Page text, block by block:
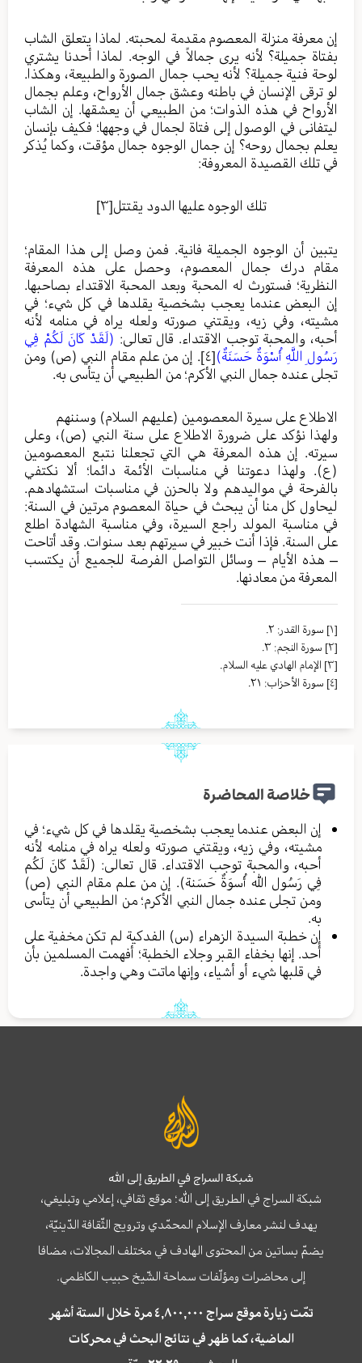
إن معرفة منزلة المعصوم مقدمة لمحبته. لماذا يتعلق الشاب
بفتاة جميلة؟ لأنه يرى جمالاً في الوجه. لماذا أحدنا يشتري
لوحة فنية جميلة؟ لأنه يحب جمال الصورة والطبيعة، وهكذا.
لو ترقى الإنسان في باطنه وعشق جمال الأرواح، وعلم بجمال
الأرواح في هذه الذوات؛ من الطبيعي أن يعشقها. إن الشاب
ليتفانى في الوصول إلى فتاة لجمال في وجهها؛ فكيف بإنسان
يعلم بجمال روحه؟ إن جمال الوجوه جمال مؤقت، وكما يُذكر
في تلك القصيدة المعروفة:
تلك الوجوه عليها الدود يقتتل[٣]
يتبين أن الوجوه الجميلة فانية. فمن وصل إلى هذا المقام؛
مقام درك جمال المعصوم، وحصل على هذه المعرفة
النظرية؛ فستورث له المحبة وبعد المحبة الاقتداء بصاحبها.
إن البعض عندما يعجب بشخصية يقلدها في كل شيء؛ في
مشيته، وفي زيه، ويقتني صورته ولعله يراه في منامه لأنه
أحبه، والمحبة توجب الاقتداء. قال تعالى: (لَقَدْ كَانَ لَكُمْ فِي
رَسُولِ اللَّهِ أُسْوَةٌ حَسَنَةٌ)[٤]
. إن من علم مقام النبي (ص) ومن
تجلى عنده جمال النبي الأكرم؛ من الطبيعي أن يتأسى به.
الاطلاع على سيرة المعصومين (عليهم السلام) وسننهم
ولهذا نؤكد على ضرورة الاطلاع على سنة النبي (ص)، وعلى
سيرته. إن هذه المعرفة هي التي تجعلنا نتبع المعصومين
(ع). ولهذا دعوتنا في مناسبات الأئمة دائما؛ ألا نكتفي
بالفرحة في مواليدهم ولا بالحزن في مناسبات استشهادهم.
ليحاول كل منا أن يبحث في حياة المعصوم مرتين في السنة:
في مناسبة المولد راجع السيرة، وفي مناسبة الشهادة اطلع
على السنة. فإذا أنت خبير في سيرتهم بعد سنوات. وقد أتاحت
– هذه الأيام – وسائل التواصل الفرصة للجميع أن يكتسب
المعرفة من معادنها.
[١]
سورة القدر: ٢.
[٢]
سورة النجم: ٣.
[٣]
الإمام الهادي عليه السلام.
[٤]
سورة الأحزاب: ٢١.
خلاصة المحاضرة
إن البعض عندما يعجب بشخصية يقلدها في كل شيء؛ في
مشيته، وفي زيه، ويقتني صورته ولعله يراه في منامه لأنه
أحبه، والمحبة توجب الاقتداء. قال تعالى: (لَقَدْ كَانَ لَكُم
فِي رَسُول الله أُسوَةٌ حَسَنة). إن من علم مقام النبي (ص)
ومن تجلى عنده جمال النبي الأكرم؛ من الطبيعي أن يتأسى
به.
إن خطبة السيدة الزهراء (س) الفدكية لم تكن مخفية على
أحد. إنها بخفاء القبر وجلاء الخطبة؛ أفهمت المسلمين بأن
في قلبها شيء أو أشياء، وإنها ماتت وهي واجدة.
شبكة السراج في الطريق إلى الله
شبكة السراج في الطريق إلى الله؛ موقع ثقافي، إعلامي وتبليغي،
يهدف لنشر معارف الإسلام المحمّدي وترويج الثّقافة الدّينيّة،
يضمّ بساتين من المحتوى الهادف في مختلف المجالات، مضافا
إلى محاضرات ومؤلّفات سماحة الشّيخ حبيب الكاظمي.
تمّت زيارة موقع سراج ٤,٨٠٠,٠٠٠ مرة خلال الستة أشهر
الماضية، كما ظهر في نتائج البحث في محركات